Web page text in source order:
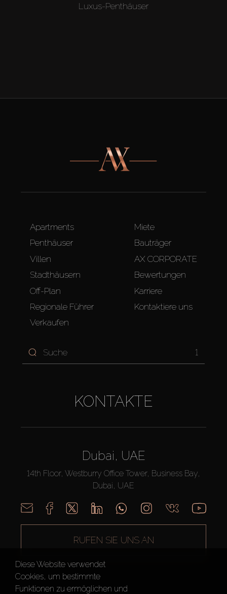
Luxus-Penthäuser
Apartments
Penthäuser
Villen
Stadthäusern
Off-Plan
Regionale Führer
Verkaufen
Miete
Bauträger
AX CORPORATE
Bewertungen
Karriere
Kontaktiere uns
1
KONTAKTE
Dubai, UAE
14th Floor, Westburry Office Tower, Business Bay,
Dubai, UAE
RUFEN SIE UNS AN
Diese Website verwendet
Cookies, um bestimmte
Funktionen zu ermöglichen und